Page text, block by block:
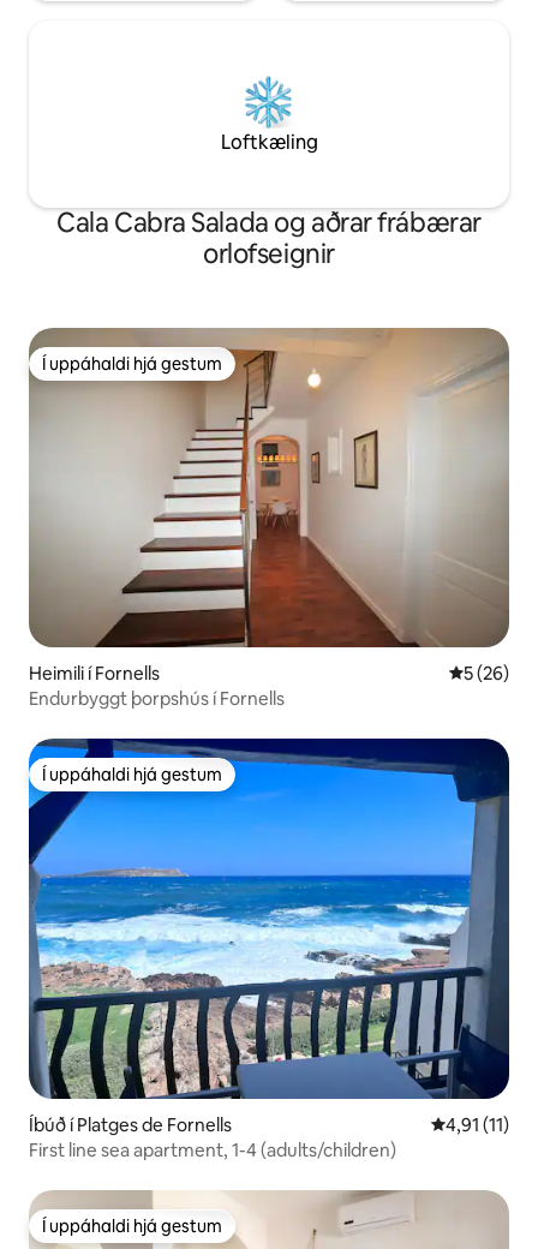
Loftkæling
Cala Cabra Salada og aðrar frábærar
orlofseignir
Í uppáhaldi hjá gestum
Í uppáhaldi hjá gestum
Heimili í Fornells 5 af 5 í
5 (26)
Endurbyggt þorpshús í Fornells
Í uppáhaldi hjá gestum
Í uppáhaldi hjá gestum
Íbúð í Platges de Fornells 4,91 af 5 í
4,91 (11)
First line sea apartment, 1-4 (adults/children)
Í uppáhaldi hjá gestum
Í uppáhaldi hjá gestum